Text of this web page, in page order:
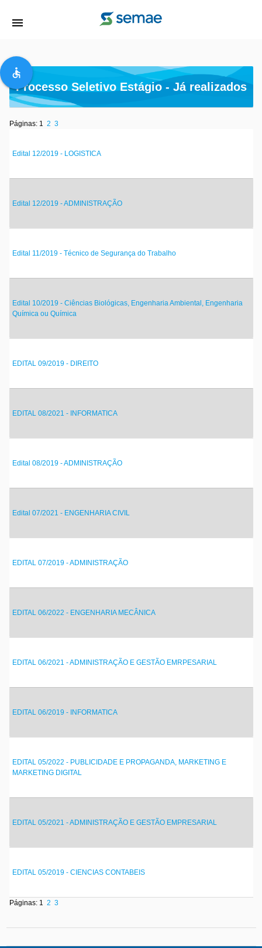
menu
accessible
Processo Seletivo Estágio - Já realizados
Páginas: 1 2 3
Edital 12/2019 - LOGISTICA
Edital 12/2019 - ADMINISTRAÇÃO
Edital 11/2019 - Técnico de Segurança do Trabalho
Edital 10/2019 - Ciências Biológicas, Engenharia Ambiental, Engenharia
Química ou Química
EDITAL 09/2019 - DIREITO
EDITAL 08/2021 - INFORMATICA
Edital 08/2019 - ADMINISTRAÇÃO
Edital 07/2021 - ENGENHARIA CIVIL
EDITAL 07/2019 - ADMINISTRAÇÃO
EDITAL 06/2022 - ENGENHARIA MECÂNICA
EDITAL 06/2021 - ADMINISTRAÇÃO E GESTÃO EMRPESARIAL
EDITAL 06/2019 - INFORMATICA
EDITAL 05/2022 - PUBLICIDADE E PROPAGANDA, MARKETING E
MARKETING DIGITAL
EDITAL 05/2021 - ADMINISTRAÇÃO E GESTÃO EMPRESARIAL
EDITAL 05/2019 - CIENCIAS CONTABEIS
Páginas: 1 2 3